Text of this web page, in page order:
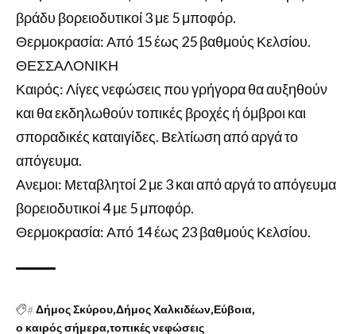
βράδυ βορειοδυτικοί 3 με 5 μποφόρ.
Θερμοκρασία: Από 15 έως 25 βαθμούς Κελσίου.
ΘΕΣΣΑΛΟΝΙΚΗ
Καιρός: Λίγες νεφώσεις που γρήγορα θα αυξηθούν
και θα εκδηλωθούν τοπικές βροχές ή όμβροι και
σποραδικές καταιγίδες. Βελτίωση από αργά το
απόγευμα.
Ανεμοι: Μεταβλητοί 2 με 3 και από αργά το απόγευμα
βορειοδυτικοί 4 με 5 μποφόρ.
Θερμοκρασία: Από 14 έως 23 βαθμούς Κελσίου.
#Δήμος Σκύρου Δήμος Χαλκιδέων Εύβοια
ο καιρός σήμερα τοπικές νεφώσεις